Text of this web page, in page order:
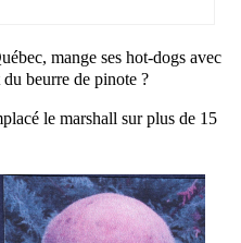
mange ses hot-dogs avec
beurre de pinote ?
le marshall sur plus de 15